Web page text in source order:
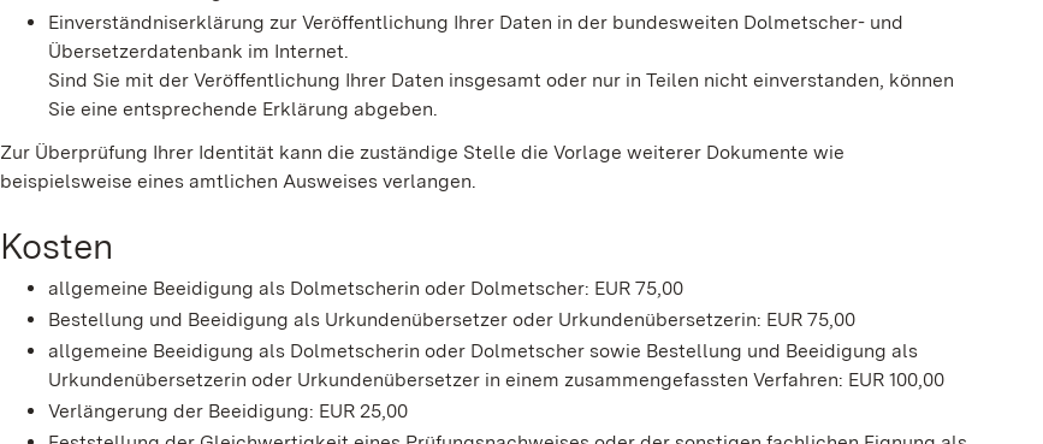
Einverständniserklärung zur Veröffentlichung Ihrer Daten in der bundesweiten Dolmetscher- und
Übersetzerdatenbank im Internet.
Sind Sie mit der Veröffentlichung Ihrer Daten insgesamt oder nur in Teilen nicht einverstanden, können
Sie eine entsprechende Erklärung abgeben.
Zur Überprüfung Ihrer Identität kann die zuständige Stelle die Vorlage weiterer Dokumente wie
beispielsweise eines amtlichen Ausweises verlangen.
Kosten
allgemeine Beeidigung als Dolmetscherin oder Dolmetscher: EUR 75,00
Bestellung und Beeidigung als Urkundenübersetzer oder Urkundenübersetzerin: EUR 75,00
allgemeine Beeidigung als Dolmetscherin oder Dolmetscher sowie Bestellung und Beeidigung als
Urkundenübersetzerin oder Urkundenübersetzer in einem zusammengefassten Verfahren: EUR 100,00
Verlängerung der Beeidigung: EUR 25,00